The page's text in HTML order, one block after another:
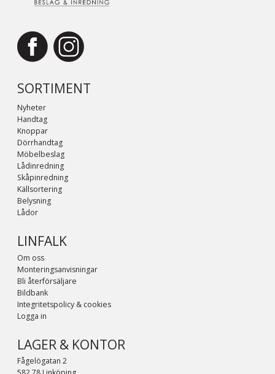
SORTIMENT
Nyheter
Handtag
Knoppar
Dörrhandtag
Möbelbeslag
Lådinredning
Skåpinredning
Källsortering
Belysning
Lådor
LINFALK
Om oss
Monteringsanvisningar
Bli återförsäljare
Bildbank
Integritetspolicy & cookies
Logga in
LAGER & KONTOR
Fågelögatan 2